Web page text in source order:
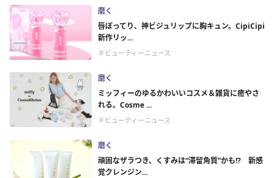
磨く
唇ぽってり、神ビジュリップに胸キュン。CipiCipi
新作リッ...
＃ビューティーニュース
磨く
ミッフィーのゆるかわいいコスメ＆雑貨に癒やさ
れる。Cosme ...
＃ビューティーニュース
磨く
頑固なザラつき、くすみは“滞留角質”かも!? 新感
覚クレンジン...